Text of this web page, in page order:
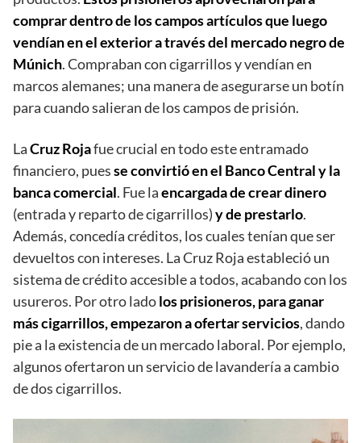
comprar dentro de los campos artículos que luego
vendían en el exterior a través del mercado negro de
Múnich. Compraban con cigarrillos y vendían en
marcos alemanes; una manera de asegurarse un botín
para cuando salieran de los campos de prisión.
LaCruz Rojafue crucial en todo este entramado
financiero, puesse convirtió en el Banco Central y la
banca comercial. Fue laencargada de crear dinero
(entrada y reparto de cigarrillos)y de prestarlo.
Además, concedía créditos, los cuales tenían que ser
devueltos con intereses. La Cruz Roja estableció un
sistema de crédito accesible a todos, acabando con los
usureros. Por otro ladolos prisioneros, para ganar
más cigarrillos, empezaron a ofertar servicios, dando
pie a la existencia de un mercado laboral. Por ejemplo,
algunos ofertaron un servicio de lavandería a cambio
de dos cigarrillos.